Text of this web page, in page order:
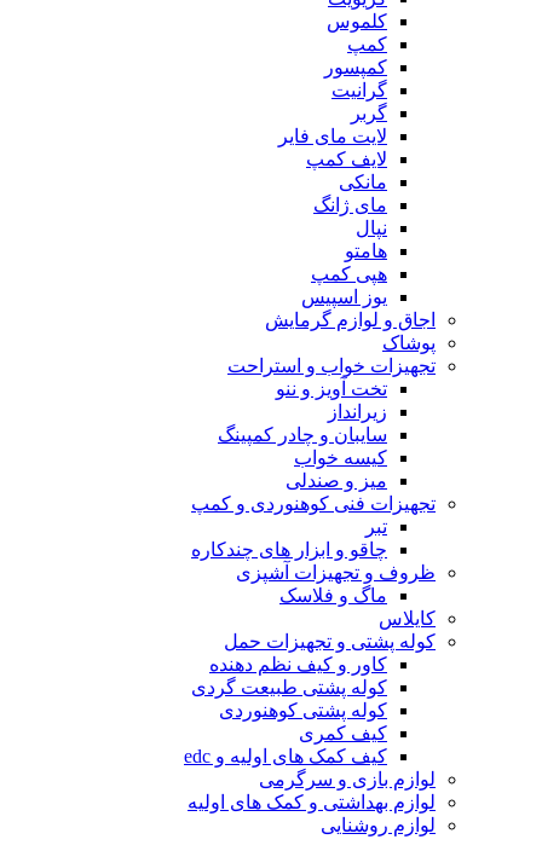
کلموس
کمپ
کمپسور
گرانیت
گربر
لایت مای فایر
لایف کمپ
مانکی
مای ژانگ
نپال
هامتو
هپی کمپ
یوز اسپیس
اجاق و لوازم گرمایش
پوشاک
تجهیزات خواب و استراحت
تخت آویز و ننو
زیرانداز
سایبان و چادر کمپینگ
کیسه خواب
میز و صندلی
تجهیزات فنی کوهنوردی و کمپ
تبر
چاقو و ابزار های چندکاره
ظروف و تجهیزات آشپزی
ماگ و فلاسک
کایلاس
کوله پشتی و تجهیزات حمل
کاور و کیف نظم دهنده
کوله پشتی طبیعت گردی
کوله پشتی کوهنوردی
کیف کمری
کیف کمک های اولیه و edc
لوازم بازی و سرگرمی
لوازم بهداشتی و کمک های اولیه
لوازم روشنایی